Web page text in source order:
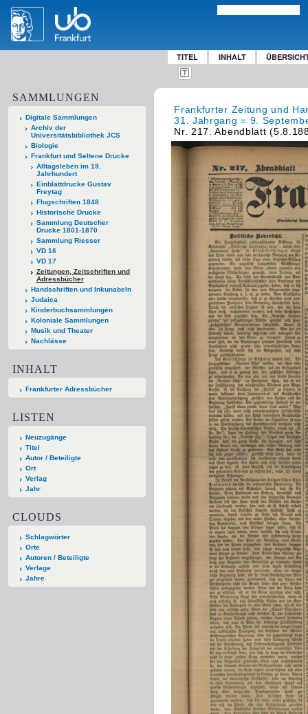
TITEL INHALT
SAMMLUNGEN
Digitale Sammlungen
Archiv der
Universitätsbibliothek JCS
Biologie
Frankfurt und Seltene Drucke
Alltagsleben im 19.
Jahrhundert
Einblattdrucke Gustav
Freytag
Flugschriften 1848
Historische Drucke
Sammlung Deutscher
Drucke 1801-1870
Sammlung Riesser
VD 16
VD 17
Zeitungen, Zeitschriften und
Adressbücher
Handschriften und Inkunabeln
Judaica
Kinderbuchsammlungen
Koloniale Sammlungen
Musik und Theater
Nachlässe
INHALT
Frankfurter Adressbücher
LISTEN
Neuzugänge
Titel
Autor / Beteiligte
Ort
Verlag
Jahr
CLOUDS
Schlagwörter
Orte
Autoren / Beteiligte
Verlage
Jahre
Frankfurter Zeitung und
31. Jahrgang = 9.
Nr. 217. Abendblatt